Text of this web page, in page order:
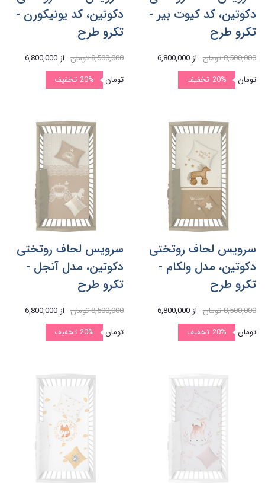
دکوتین، کد کیوت بیر -
تکرو طرح
8,500,000 تومان از 6,800,000
تومان
20% تخفیف
دکوتین، کد یونیکورن -
تکرو طرح
8,500,000 تومان از 6,800,000
تومان
20% تخفیف
سرویس لحاف روتختی
دکوتین، مدل ولکام -
تکرو طرح
8,500,000 تومان از 6,800,000
تومان
20% تخفیف
سرویس لحاف روتختی
دکوتین، مدل آنجل -
تکرو طرح
8,500,000 تومان از 6,800,000
تومان
20% تخفیف